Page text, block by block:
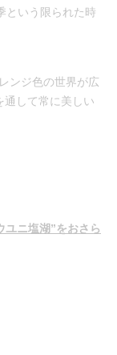
という限られた時
ンジ色の世界が広
通して常に美しい
ユニ塩湖”をおさら